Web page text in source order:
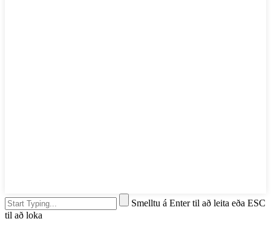
Smelltu á Enter til að leita eða ESC
til að loka